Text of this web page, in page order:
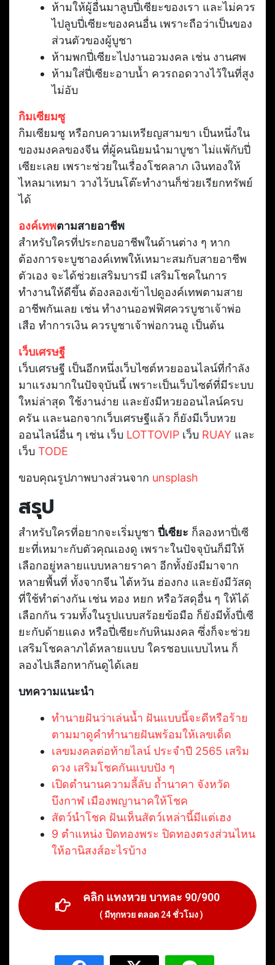
ห้ามให้ผู้อื่นมาลูบปี่เซียะของเรา และไม่ควร
ไปลูบปี่เซียะของคนอื่น เพราะถือว่าเป็นของ
ส่วนตัวของผู้บูชา
ห้ามพกปี่เซียะไปงานอวมงคล เช่น งานศพ
ห้ามใส่ปี่เซียะอาบน้ำ ควรถอดวางไว้ในที่สูง
ไม่อับ
กิมเซียมซู
กิมเซียมซู หรือกบความเหรียญสามขา เป็นหนึ่งใน
ของมงคลของจีน ที่ผู้คนนิยมนำมาบูชา ไม่แพ้กับปี่
เซียะเลย เพราะช่วยในเรื่องโชคลาภ เงินทองให้
ไหลมาเทมา วางไว้บนโต๊ะทำงานก็ช่วยเรียกทรัพย์
ได้
องค์เทพตามสายอาชีพ
สำหรับใครที่ประกอบอาชีพในด้านต่าง ๆ หาก
ต้องการจะบูชาองค์เทพให้เหมาะสมกับสายอาชีพ
ตัวเอง จะได้ช่วยเสริมบารมี เสริมโชคในการ
ทำงานให้ดีขึ้น ต้องลองเข้าไปดูองค์เทพตามสาย
อาชีพกันเลย เช่น ทำงานออฟฟิศควรบูชาเจ้าพ่อ
เสือ ทำการเงิน ควรบูชาเจ้าพ่อกวนอู เป็นต้น
เว็บเศรษฐี
เว็บเศรษฐี เป็นอีกหนึ่งเว็บไซต์หวยออนไลน์ที่กำลัง
มาแรงมากในปัจจุบันนี้ เพราะเป็นเว็บไซต์ที่มีระบบ
ใหม่ล่าสุด ใช้งานง่าย และยังมีหวยออนไลน์ครบ
ครัน และนอกจากเว็บเศรษฐีแล้ว ก็ยังมีเว็บหวย
ออนไลน์อื่น ๆ เช่น เว็บ LOTTOVIP เว็บ RUAY และ
เว็บ TODE
ขอบคุณรูปภาพบางส่วนจาก unsplash
สรุป
สำหรับใครที่อยากจะเริ่มบูชา ปี่เซียะ ก็ลองหาปี่เซี
ยะที่เหมาะกับตัวคุณเองดู เพราะในปัจจุบันก็มีให้
เลือกอยู่หลายแบบหลายราคา อีกทั้งยังมีมาจาก
หลายพื้นที่ ทั้งจากจีน ไต้หวัน ฮ่องกง และยังมีวัสดุ
ที่ใช้ทำต่างกัน เช่น ทอง หยก หรือวัสดุอื่น ๆ ให้ได้
เลือกกัน รวมทั้งในรูปแบบสร้อยข้อมือ ก็ยังมีทั้งปี่เซี
ยะกับด้ายแดง หรือปี่เซียะกับหินมงคล ซึ่งก็จะช่วย
เสริมโชคลาภได้หลายแบบ ใครชอบแบบไหน ก็
ลองไปเลือกหากันดูได้เลย
บทความแนะนำ
ทำนายฝันว่าเล่นน้ำ ฝันแบบนี้จะดีหรือร้าย
ตามมาดูคำทำนายฝันพร้อมให้เลขเด็ด
เลขมงคลต่อท้ายไลน์ ประจำปี 2565 เสริม
ดวง เสริมโชคกันแบบปัง ๆ
เปิดตำนานความลี้ลับ ถ้ำนาคา จังหวัด
บึงกาฬ เมืองพญานาคให้โชค
สัตว์นำโชค ฝันเห็นสัตว์เหล่านี้มีแต่เฮง
9 ตำแหน่ง ปิดทองพระ ปิดทองตรงส่วนไหน
ให้อานิสงส์อะไรบ้าง
คลิก แทงหวย บาทละ 90/900
( มีทุกหวย ตลอด 24 ชั่วโมง )